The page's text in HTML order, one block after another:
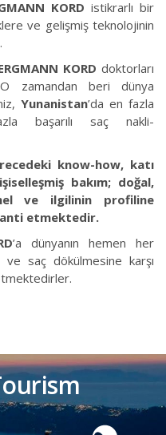
KORD istikrarlı bir
ve gelişmiş teknolojinin
KORD doktorları
O zamandan beri dünya
Yunanistan’da en fazla
başarılı saç nakli-
know-how, katı
bakım; doğal,
ve ilgilinin profiline
etmektedir.
’a dünyanın hemen her
saç dökülmesine karşı